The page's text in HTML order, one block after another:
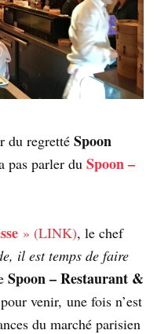
du regretté Spoon
pas parler du Spoon –
» (LINK), le chef
il est temps de faire
Spoon – Restaurant &
venir, une fois n’est
du marché parisien